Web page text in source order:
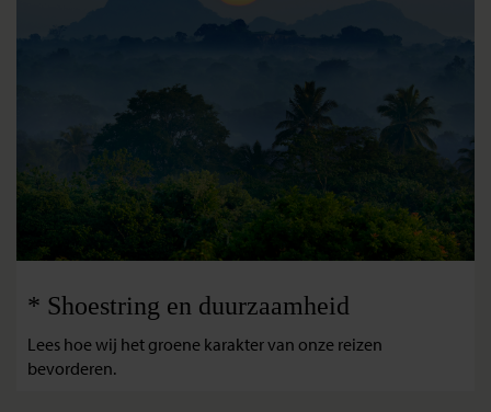
* Shoestring en duurzaamheid
Lees hoe wij het groene karakter van onze reizen
bevorderen.